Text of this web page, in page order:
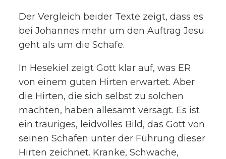
Der Vergleich beider Texte zeigt, dass es
bei Johannes mehr um den Auftrag Jesu
geht als um die Schafe.
In Hesekiel zeigt Gott klar auf, was ER
von einem guten Hirten erwartet. Aber
die Hirten, die sich selbst zu solchen
machten, haben allesamt versagt. Es ist
ein trauriges, leidvolles Bild, das Gott von
seinen Schafen unter der Führung dieser
Hirten zeichnet. Kranke, Schwache,